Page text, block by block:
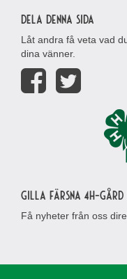
Dela denna sida
Låt andra få veta vad
dina vänner.
Gilla Färsna 4H-gård
Få nyheter från oss